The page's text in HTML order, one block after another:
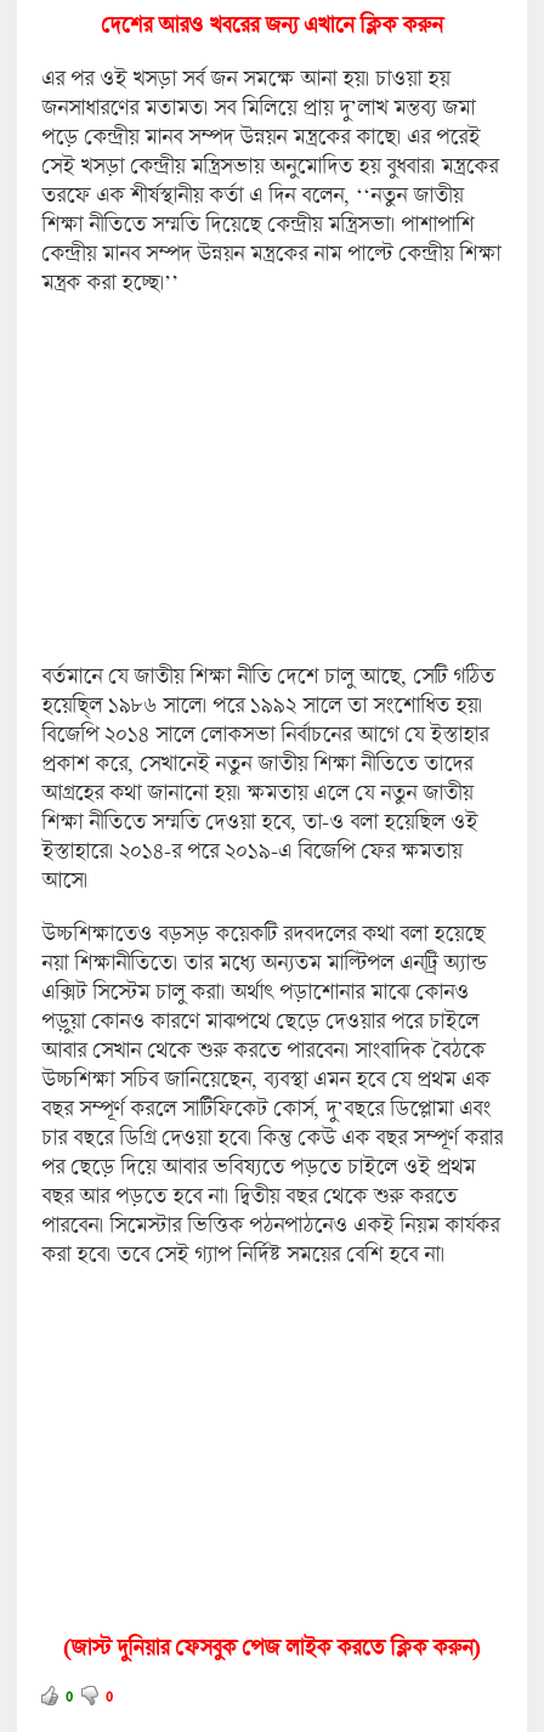
দেশের আরও খবরের জন্য এখানে ক্লিক করুন
এর পর ওই খসড়া সর্ব জন সমক্ষে আনা হয়। চাওয়া হয়
জনসাধারণের মতামত। সব মিলিয়ে প্রায় দু’লাখ মন্তব্য জমা
পড়ে কেন্দ্রীয় মানব সম্পদ উন্নয়ন মন্ত্রকের কাছে। এর পরেই
সেই খসড়া কেন্দ্রীয় মন্ত্রিসভায় অনুমোদিত হয় বুধবার। মন্ত্রকের
তরফে এক শীর্ষস্থানীয় কর্তা এ দিন বলেন, ‘‘নতুন জাতীয়
শিক্ষা নীতিতে সম্মতি দিয়েছে কেন্দ্রীয় মন্ত্রিসভা। পাশাপাশি
কেন্দ্রীয় মানব সম্পদ উন্নয়ন মন্ত্রকের নাম পাল্টে কেন্দ্রীয় শিক্ষা
মন্ত্রক করা হচ্ছে।’’
বর্তমানে যে জাতীয় শিক্ষা নীতি দেশে চালু আছে, সেটি গঠিত
হয়েছি্ল ১৯৮৬ সালে। পরে ১৯৯২ সালে তা সংশোধিত হয়।
বিজেপি ২০১৪ সালে লোকসভা নির্বাচনের আগে যে ইস্তাহার
প্রকাশ করে, সেখানেই নতুন জাতীয় শিক্ষা নীতিতে তাদের
আগ্রহের কথা জানানো হয়। ক্ষমতায় এলে যে নতুন জাতীয়
শিক্ষা নীতিতে সম্মতি দেওয়া হবে, তা-ও বলা হয়েছিল ওই
ইস্তাহারে। ২০১৪-র পরে ২০১৯-এ বিজেপি ফের ক্ষমতায়
আসে।
উচ্চশিক্ষাতেও বড়সড় কয়েকটি রদবদলের কথা বলা হয়েছে
নয়া শিক্ষানীতিতে। তার মধ্যে অন্যতম মাল্টিপল এনট্রি অ্যান্ড
এক্সিট সিস্টেম চালু করা। অর্থাৎ পড়াশোনার মাঝে কোনও
পড়ুয়া কোনও কারণে মাঝপথে ছেড়ে দেওয়ার পরে চাইলে
আবার সেখান থেকে শুরু করতে পারবেন। সাংবাদিক বৈঠকে
উচ্চশিক্ষা সচিব জানিয়েছেন, ব্যবস্থা এমন হবে যে প্রথম এক
বছর সম্পূর্ণ করলে সার্টিফিকেট কোর্স, দু’বছরে ডিপ্লোমা এবং
চার বছরে ডিগ্রি দেওয়া হবে। কিন্তু কেউ এক বছর সম্পূর্ণ করার
পর ছেড়ে দিয়ে আবার ভবিষ্যতে পড়তে চাইলে ওই প্রথম
বছর আর পড়তে হবে না। দ্বিতীয় বছর থেকে শুরু করতে
পারবেন। সিমেস্টার ভিত্তিক পঠনপাঠনেও একই নিয়ম কার্যকর
করা হবে। তবে সেই গ্যাপ নির্দিষ্ট সময়ের বেশি হবে না।
(জাস্ট দুনিয়ার ফেসবুক পেজ লাইক করতে ক্লিক করুন)
0 0